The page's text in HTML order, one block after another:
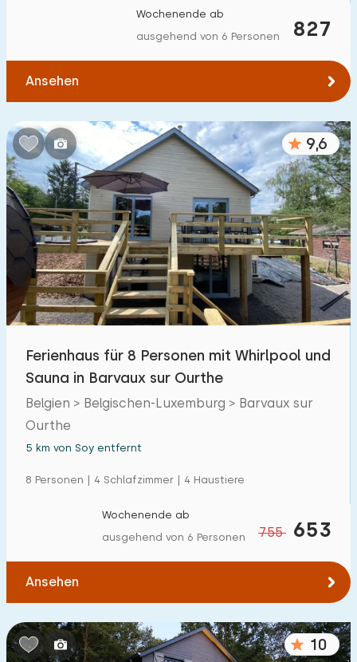
827
Wochenende ab
ausgehend von 6 Personen
Ansehen
9,6
Ferienhaus für 8 Personen mit Whirlpool und
Sauna in Barvaux sur Ourthe
Belgien > Belgischen-Luxemburg > Barvaux sur
Ourthe
5 km von Soy entfernt
8 Personen | 4 Schlafzimmer | 4 Haustiere
755 653
Wochenende ab
ausgehend von 6 Personen
Ansehen
10